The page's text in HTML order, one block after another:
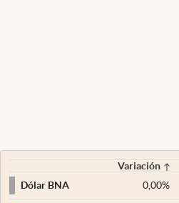
Variación
Dólar BNA
0,00%